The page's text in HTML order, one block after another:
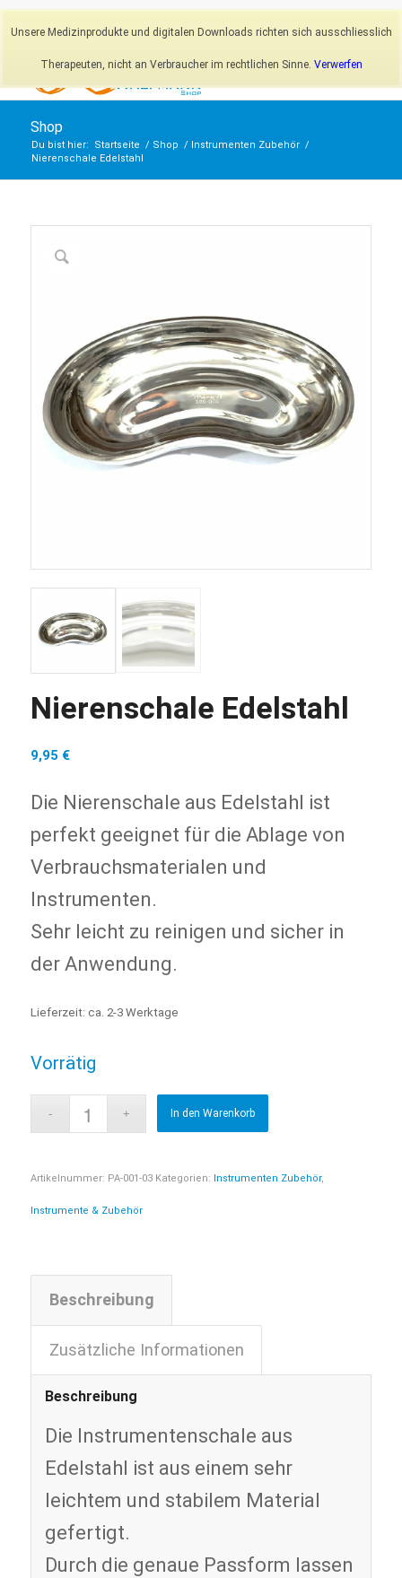
Unsere Medizinprodukte und digitalen Downloads richten sich ausschliesslich
Therapeuten, nicht an Verbraucher im rechtlichen Sinne. Verwerfen
Newsletter Mein Konto
Shop
Du bist hier: Startseite / Shop / Instrumenten Zubehör /
Nierenschale Edelstahl
Nierenschale Edelstahl
9,95 €
Die Nierenschale aus Edelstahl ist
perfekt geeignet für die Ablage von
Verbrauchsmaterialen und
Instrumenten.
Sehr leicht zu reinigen und sicher in
der Anwendung.
Lieferzeit: ca. 2-3 Werktage
Vorrätig
In den Warenkorb
Artikelnummer: PA-001-03 Kategorien: Instrumenten Zubehör,
Instrumente & Zubehör
Beschreibung
Zusätzliche Informationen
Beschreibung
Die Instrumentenschale aus
Edelstahl ist aus einem sehr
leichtem und stabilem Material
gefertigt.
Durch die genaue Passform lassen